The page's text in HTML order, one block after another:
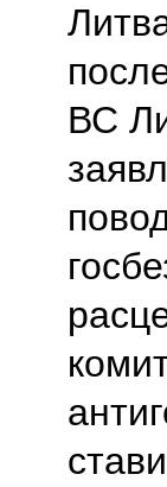
ВС